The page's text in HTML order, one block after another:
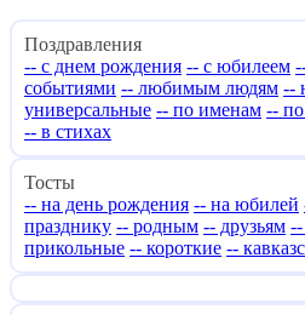
Поздравления
-- с днем рождения -- с юбилеем
событиями -- любимым людям --
универсальные -- по именам --
-- в стихах
Тосты
-- на день рождения -- на юбилей
празднику -- родным -- друзьям
прикольные -- короткие --